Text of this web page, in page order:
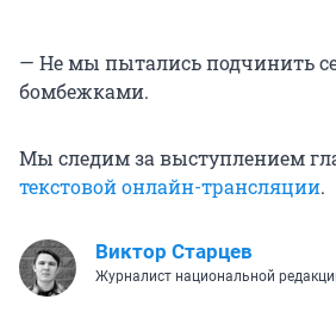
— Не мы пытались подчинить
бомбежками.
Мы следим за выступлением
текстовой онлайн-трансляции.
Виктор Старцев
Журналист национальной